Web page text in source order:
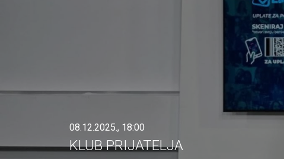
08.12.2025., 18:00
KLUB PRIJATELJA